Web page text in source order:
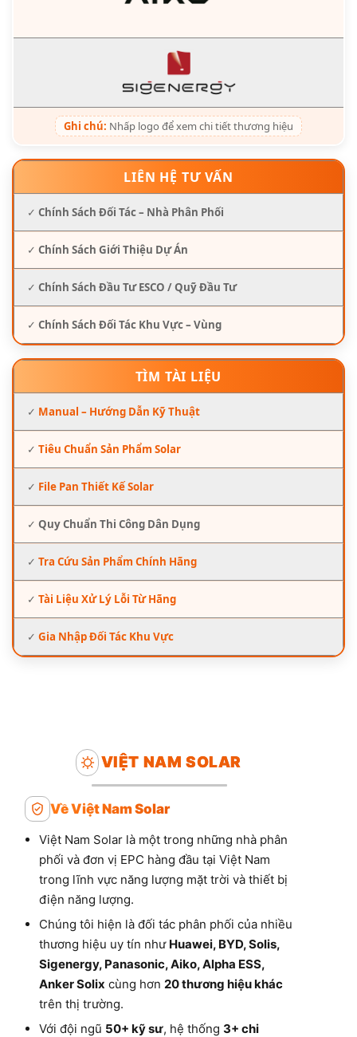
Ghi chú: Nhấp logo để xem chi tiết thương hiệu
LIÊN HỆ TƯ VẤN
✓ Chính Sách Đối Tác – Nhà Phân Phối
✓ Chính Sách Giới Thiệu Dự Án
✓ Chính Sách Đầu Tư ESCO / Quỹ Đầu Tư
✓ Chính Sách Đối Tác Khu Vực – Vùng
TÌM TÀI LIỆU
✓ Manual – Hướng Dẫn Kỹ Thuật
✓ Tiêu Chuẩn Sản Phẩm Solar
✓ File Pan Thiết Kế Solar
✓ Quy Chuẩn Thi Công Dân Dụng
✓ Tra Cứu Sản Phẩm Chính Hãng
✓ Tài Liệu Xử Lý Lỗi Từ Hãng
✓ Gia Nhập Đối Tác Khu Vực
VIỆT NAM SOLAR
Về Việt Nam Solar
Việt Nam Solar là một trong những nhà phân
phối và đơn vị EPC hàng đầu tại Việt Nam
trong lĩnh vực năng lượng mặt trời và thiết bị
điện năng lượng.
Chúng tôi hiện là đối tác phân phối của nhiều
thương hiệu uy tín như Huawei, BYD, Solis,
Sigenergy, Panasonic, Aiko, Alpha ESS,
Anker Solix cùng hơn 20 thương hiệu khác
trên thị trường.
Với đội ngũ 50+ kỹ sư, hệ thống 3+ chi